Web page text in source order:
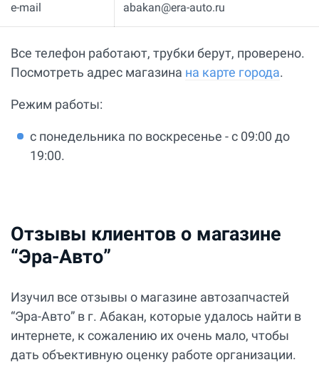
e-mail abakan@era-auto.ru
Все телефон работают, трубки берут, проверено.
Посмотреть адрес магазина на карте города.
Режим работы:
с понедельника по воскресенье - с 09:00 до
19:00.
Отзывы клиентов о магазине
“Эра-Авто”
Изучил все отзывы о магазине автозапчастей
“Эра-Авто” в г. Абакан, которые удалось найти в
интернете, к сожалению их очень мало, чтобы
дать объективную оценку работе организации.